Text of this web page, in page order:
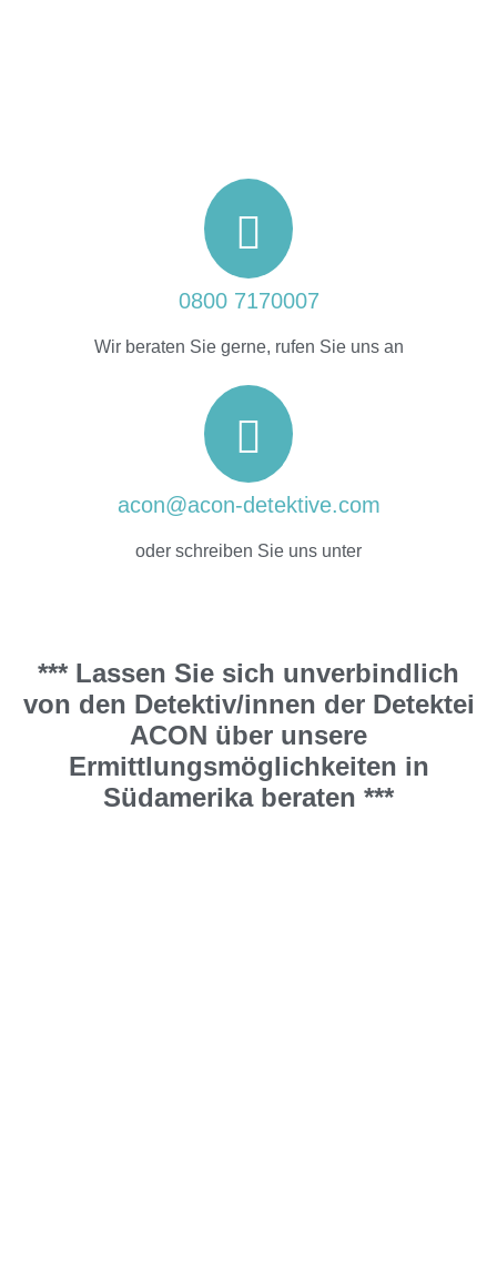
0800 7170007
Wir beraten Sie gerne, rufen Sie uns an
acon@acon-detektive.com
oder schreiben Sie uns unter
*** Lassen Sie sich unverbindlich
von den Detektiv/innen der Detektei
ACON über unsere
Ermittlungsmöglichkeiten in
Südamerika beraten ***